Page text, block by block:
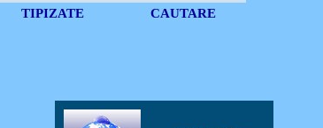
TIPIZATE CAUTARE